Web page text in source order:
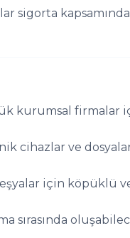
sigorta
kurumsal firmalar
cihazlar ve
eşyalar için köpüklü
sırasında